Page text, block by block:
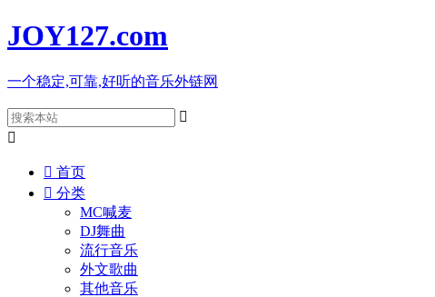
JOY127.com
一个稳定,可靠,好听的音乐外链网


 首页
 分类
MC喊麦
DJ舞曲
流行音乐
外文歌曲
其他音乐